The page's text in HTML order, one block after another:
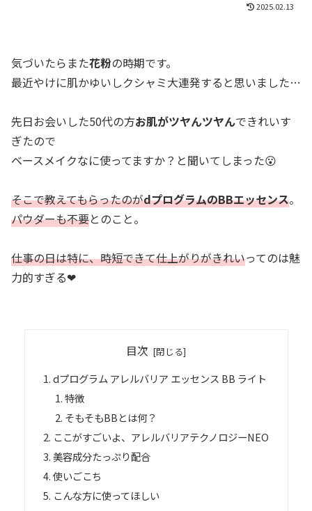
2025.02.13
気づいたらまた花粉の時期です。
最近やけに肌かゆいしクシャミ大連発すると思いました…
先日お会いした50代の方お肌がツヤんツヤんできれいす
ぎたので
ベースメイクなに使ってますか？と聞いてしまった😮
そこで教えてもらったのがdプログラムのBBエッセンス。
パウダーも不要とのこと。
仕事の日は特に、時短できて仕上がりがきれいってのは魅
力的すぎる❤︎
目次
dプログラム アレルバリア エッセンス BB ライト
特徴
そもそもBBとは何？
ここがすごいよ、アレルバリアテクノロジーNEO
美容成分たっぷり配合
使いごこち
こんな方に使ってほしい